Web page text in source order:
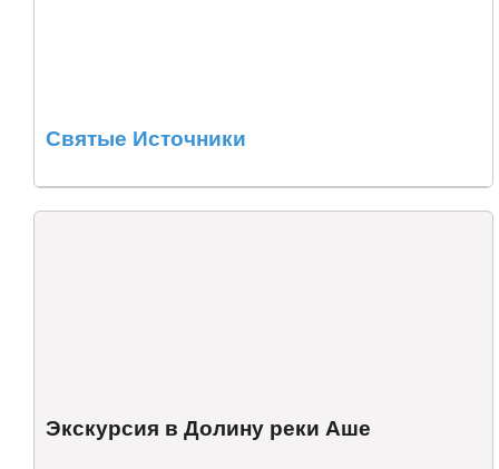
Святые Источники
Экскурсия в Долину реки Аше